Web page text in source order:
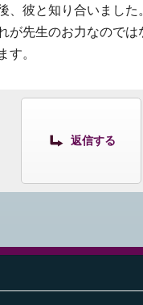
、彼と知り合いまし
が先生のお力なのでは
す。
返信する